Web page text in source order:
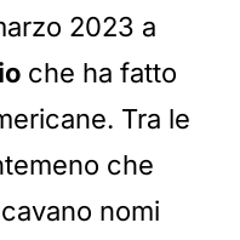
2023 a
che ha fatto
Tra le
che
nomi